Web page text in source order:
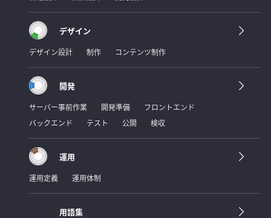
デザイン
デザイン設計 制作 コンテンツ制作
開発
サーバー事前作業 開発準備
フロントエンド
バックエンド
テスト 公開 検収
運用
運用定義 運用体制
用語集